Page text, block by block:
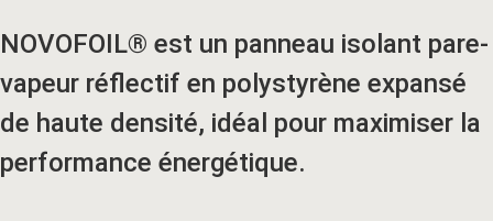
NOVOFOIL® est un panneau isolant pare-
vapeur réflectif en polystyrène expansé
de haute densité, idéal pour maximiser la
performance énergétique.